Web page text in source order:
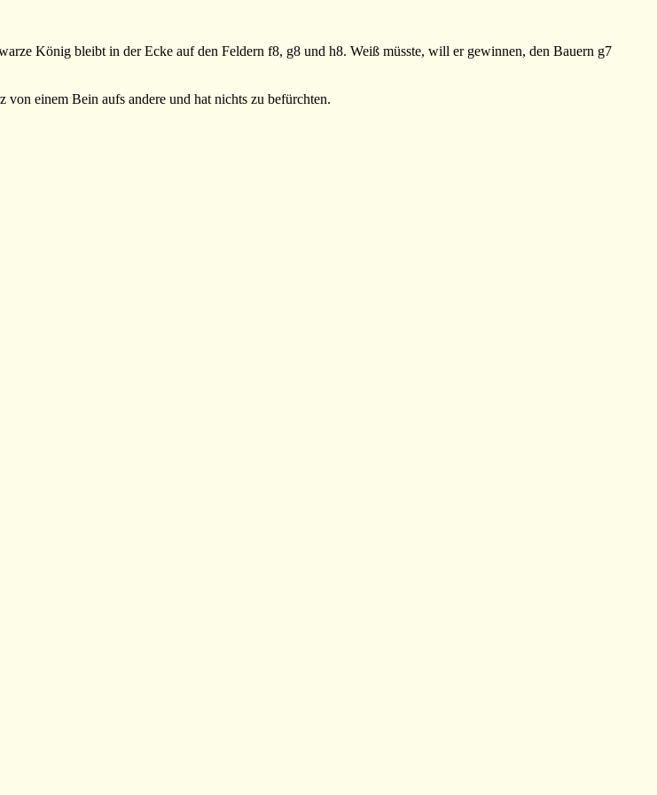
König bleibt in der Ecke auf den Feldern f8, g8 und h8. Weiß müsste, will er gewinnen, den Bauern g7
einem Bein aufs andere und hat nichts zu befürchten.